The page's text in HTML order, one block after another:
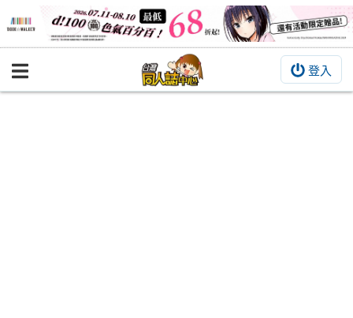
登入
BOOKY書集倉庫